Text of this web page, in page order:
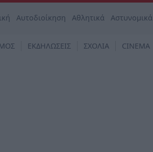
Αυτοδιοίκηση Αθλητικά Αστυνομικά
ΕΚΔΗΛΩΣΕΙΣ ΣΧΟΛΙΑ CINEMA